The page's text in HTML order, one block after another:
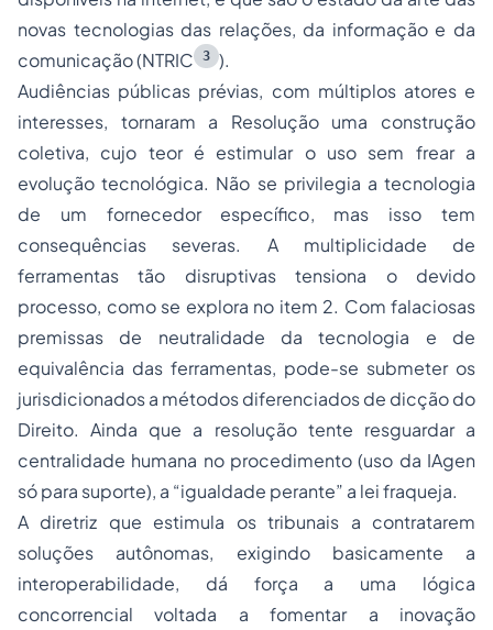
novas tecnologias das relações, da informação e da
comunicação (NTRIC
3 ).
Audiências públicas prévias, com múltiplos atores e
interesses, tornaram a Resolução uma construção
coletiva, cujo teor é estimular o uso sem frear a
evolução tecnológica. Não se privilegia a tecnologia
de um fornecedor específico, mas isso tem
consequências severas. A multiplicidade de
ferramentas tão disruptivas tensiona o devido
processo, como se explora no item 2. Com falaciosas
premissas de neutralidade da tecnologia e de
equivalência das ferramentas, pode-se submeter os
jurisdicionados a métodos diferenciados de dicção do
Direito. Ainda que a resolução tente resguardar a
centralidade humana no procedimento (uso da IAgen
só para suporte), a “igualdade perante” a lei fraqueja.
A diretriz que estimula os tribunais a contratarem
soluções autônomas, exigindo basicamente a
interoperabilidade, dá força a uma lógica
concorrencial voltada a fomentar a inovação